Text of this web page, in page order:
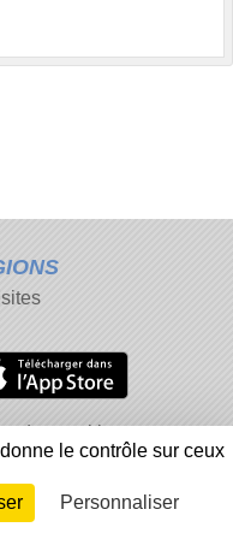
des cookies
contenu inapproprié
Connexion
le contrôle sur ceux
Personnaliser